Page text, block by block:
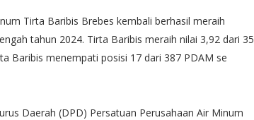
Tirta Baribis Brebes kembali berhasil meraih
tahun 2024. Tirta Baribis meraih nilai 3,92 dari 35
Baribis menempati posisi 17 dari 387 PDAM se
Daerah (DPD) Persatuan Perusahaan Air Minum